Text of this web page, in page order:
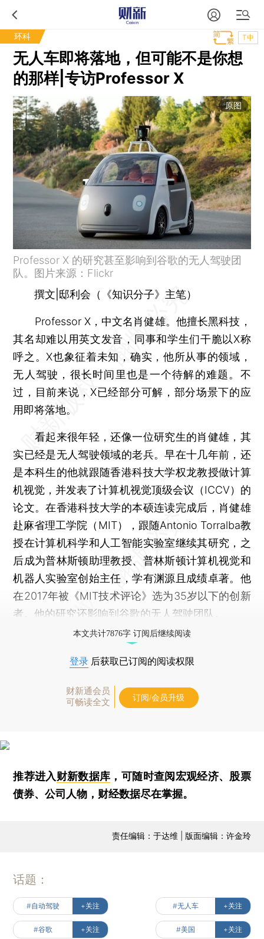
环科 T中
无人车即将落地，但可能不是你想
的那样|专访Professor X
原图
Professor X 的研究甚至影响到谷歌的无人驾驶团
队。图片来源：Flickr
撰文|邸利会（《知识分子》主笔）
Professor X，中文名肖健雄。他擅长黑科技，
其名却难以用英文发音，同事和学生们干脆以X称
呼之。X也象征着未知，确实，他所从事的领域，
无人驾驶，很长时间里也是一个待解的难题。不
过，目前来说，X已经部分可解，部分场景下的应
用即将落地。
看起来很年轻，还像一位研究生的肖健雄，其
实已经是无人驾驶领域的老兵。早在十几年前，还
是本科生的他就跟随香港科技大学权龙教授做计算
机视觉，并发表了计算机视觉顶级会议（ICCV）的
论文。在香港科技大学的本硕连读完成后，肖健雄
赴麻省理工学院（MIT），跟随Antonio Torralba教
授在计算机科学和人工智能实验室继续其研究，之
后成为普林斯顿助理教授、普林斯顿计算机视觉和
机器人实验室创始主任，学有渊源且成绩卓著。他
在2017年被《MIT技术评论》选为35岁以下的创新
者。他的研究还影响到谷歌的无人驾驶团队。
本文共计7876字 订阅后继续阅读
登录 后获取已订阅的阅读权限
财新通会员
可畅读全文
订阅/会员升级
推荐进入财新数据库 ，可随时查阅宏观经济、股票
债券、公司人物，财经数据尽在掌握。
责任编辑：于达维 | 版面编辑：许金玲
话题：
#自动驾驶 +关注 #无人车 +关注
#谷歌 +关注 #美国 +关注